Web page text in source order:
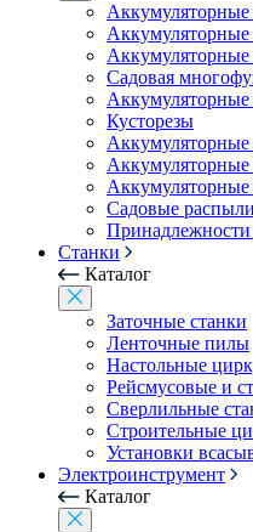
Аккумуляторные
Аккумуляторные
Садовая
Аккумуляторные
Кусторезы
Садовые
Принадлежности
Станки
Каталог
Заточные станки
Ленточные пилы
Настольные
Рейсмусовые и
Сверлильные
Строительные
Установки
Электроинструмент
Каталог